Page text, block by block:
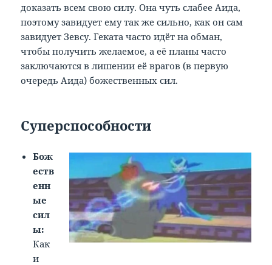
доказать всем свою силу. Она чуть слабее Аида,
поэтому завидует ему так же сильно, как он сам
завидует Зевсу. Геката часто идёт на обман,
чтобы получить желаемое, а её планы часто
заключаются в лишении её врагов (в первую
очередь Аида) божественных сил.
Суперспособности
Бож
еств
енн
ые
сил
ы:
Как
и